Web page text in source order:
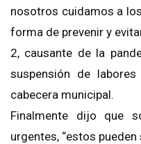
nosotros cuidamos a
forma de prevenir y
2, causante de la
suspensión de
cabecera municipal.
Finalmente dijo que
urgentes, “estos